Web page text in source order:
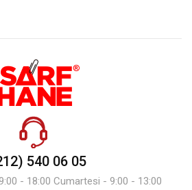
540 06 05
- 18:00 Cumartesi - 9:00 - 13:00